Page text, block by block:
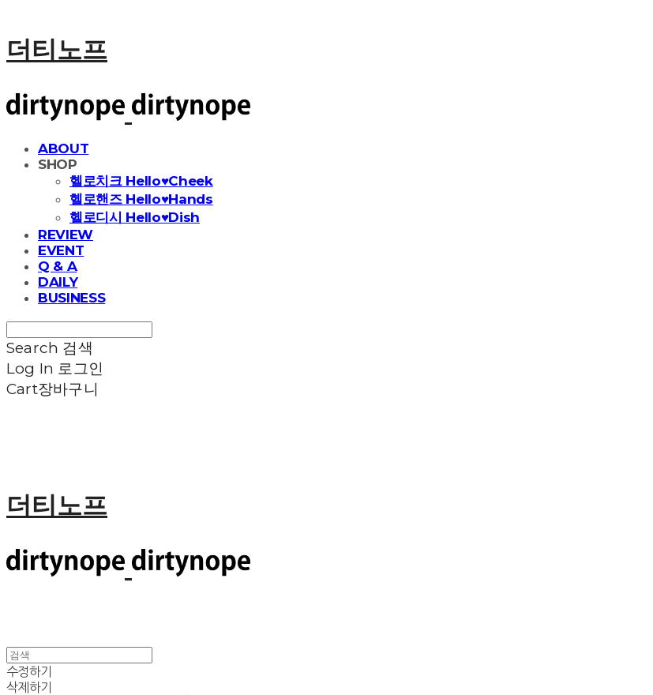
더티노프
ABOUT
SHOP
헬로치크 Hello♥Cheek
헬로핸즈 Hello♥Hands
헬로디시 Hello♥Dish
REVIEW
EVENT
Q & A
DAILY
BUSINESS
Search 검색
Log In 로그인
Cart장바구니
더티노프
수정하기
삭제하기